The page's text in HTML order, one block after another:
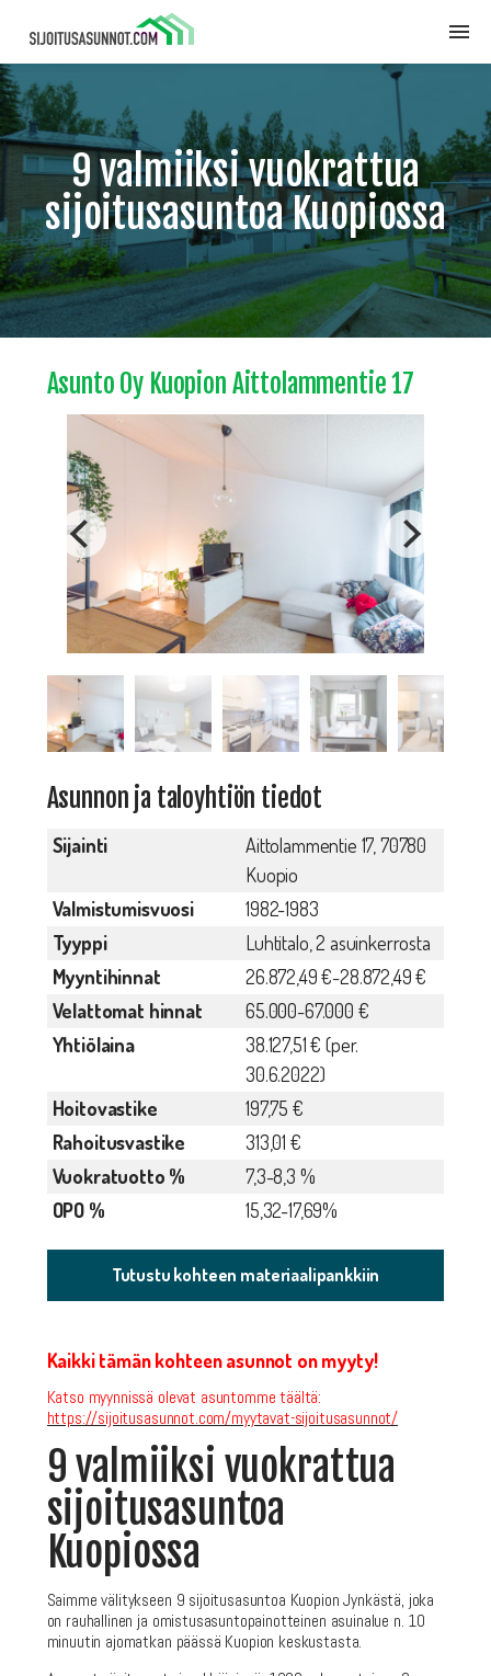
9 valmiiksi vuokrattua
sijoitusasuntoa Kuopiossa
Asunto Oy Kuopion Aittolammentie 17
Asunnon ja taloyhtiön tiedot
Sijainti
Aittolammentie 17, 70780
Kuopio
Valmistumisvuosi
1982-1983
Tyyppi
Luhtitalo, 2 asuinkerrosta
Myyntihinnat
26.872,49 €-28.872,49 €
Velattomat hinnat
65.000-67.000 €
Yhtiölaina
38.127,51 € (per.
30.6.2022)
Hoitovastike
197,75 €
Rahoitusvastike
313,01 €
Vuokratuotto %
7,3-8,3 %
OPO %
15,32-17,69%
Tutustu kohteen materiaalipankkiin
Kaikki tämän kohteen asunnot on myyty!
Katso myynnissä olevat asuntomme täältä:
https://sijoitusasunnot.com/myytavat-sijoitusasunnot/
9 valmiiksi vuokrattua
sijoitusasuntoa
Kuopiossa
Saimme välitykseen 9 sijoitusasuntoa Kuopion Jynkästä, joka
on rauhallinen ja omistusasuntopainotteinen asuinalue n. 10
minuutin ajomatkan päässä Kuopion keskustasta.